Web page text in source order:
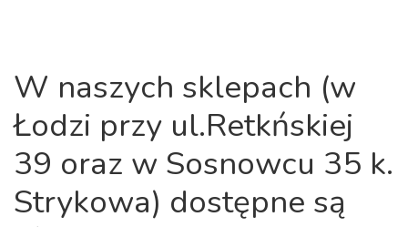
W naszych sklepach (w
Łodzi przy ul.Retkńskiej
39 oraz w Sosnowcu 35 k.
Strykowa) dostępne są